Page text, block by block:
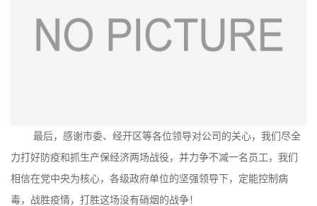
最后，感谢市委、经开区等各位领导对公司的关心，我们尽全
力打好防疫和抓生产保经济两场战役，并力争不减一名员工，我们
相信在党中央为核心，各级政府单位的坚强领导下，定能控制病
毒，战胜疫情，打胜这场没有硝烟的战争！